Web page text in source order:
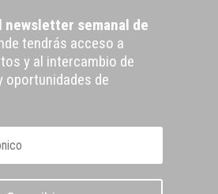
newsletter semanal de
tendrás acceso a
y al intercambio de
oportunidades de